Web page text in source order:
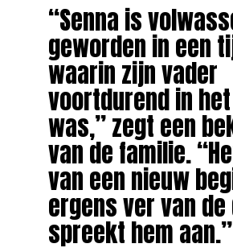
“Senna is
geworden in een
waarin zijn vader
voortdurend in
was,” zegt een
van de familie.
van een nieuw
ergens ver van
spreekt hem aan.”